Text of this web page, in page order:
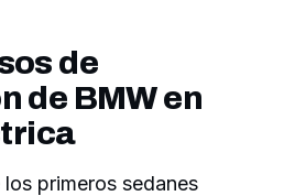
de
de BMW en
primeros sedanes